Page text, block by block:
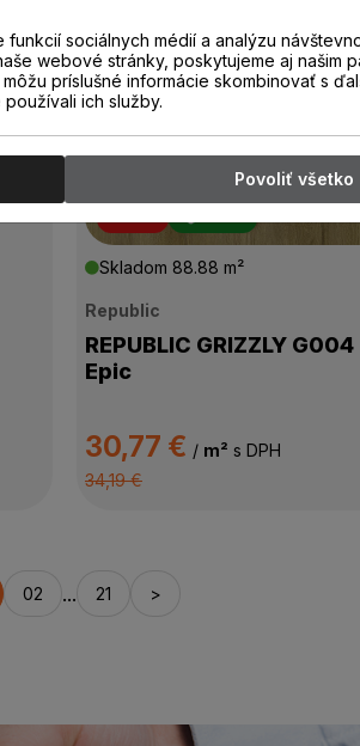
VIRGIN
42,00 €
Skladom 88.88 m²
Republic
REPUBLIC GRIZZLY G004
Epic
30,77 € / m² s DPH
34,19 €
02 ... 21 >
sociálnych médií a analýzu
webové stránky, poskytujeme aj našim
príslušné informácie skombinovať s
ich služby.
Povoliť všetko